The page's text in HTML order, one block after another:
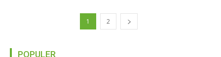
1 2
POPULER